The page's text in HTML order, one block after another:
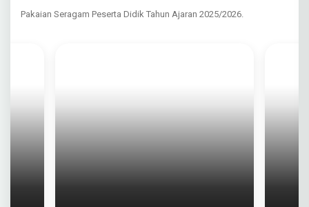
Pakaian Seragam Peserta Didik Tahun Ajaran 2025/2026.